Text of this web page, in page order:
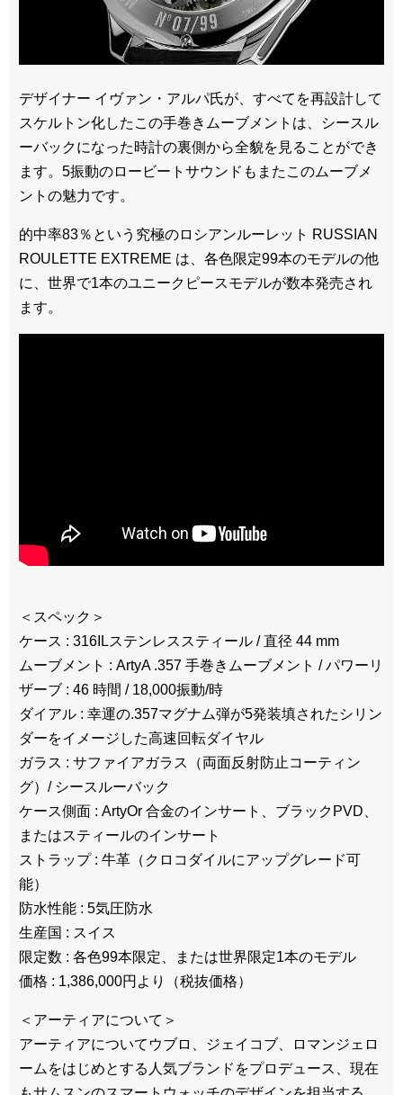
デザイナー イヴァン・アルパ氏が、すべてを再設計して
スケルトン化したこの手巻きムーブメントは、シースル
ーバックになった時計の裏側から全貌を見ることができ
ます。5振動のロービートサウンドもまたこのムーブメ
ントの魅力です。
的中率83％という究極のロシアンルーレット RUSSIAN
ROULETTE EXTREME は、各色限定99本のモデルの他
に、世界で1本のユニークピースモデルが数本発売され
ます。
＜スペック＞
ケース : 316ILステンレススティール / 直径 44 mm
ムーブメント : ArtyA .357 手巻きムーブメント / パワーリ
ザーブ : 46 時間 / 18,000振動/時
ダイアル : 幸運の.357マグナム弾が5発装填されたシリン
ダーをイメージした高速回転ダイヤル
ガラス : サファイアガラス（両面反射防止コーティン
グ）/ シースルーバック
ケース側面 : ArtyOr 合金のインサート、ブラックPVD、
またはスティールのインサート
ストラップ : 牛革（クロコダイルにアップグレード可
能）
防水性能 : 5気圧防水
生産国 : スイス
限定数 : 各色99本限定、または世界限定1本のモデル
価格 : 1,386,000円より（税抜価格）
＜アーティアについて＞
アーティアについてウブロ、ジェイコブ、ロマンジェロ
ームをはじめとする人気ブランドをプロデュース、現在